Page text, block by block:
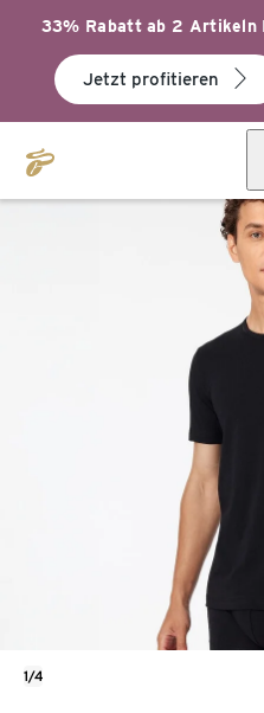
33% Rabatt ab 2 Artikeln
Jetzt profitieren
1/4